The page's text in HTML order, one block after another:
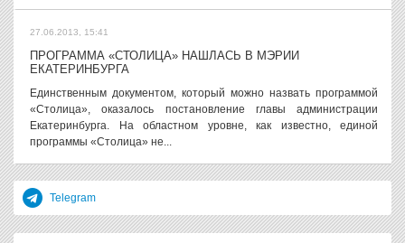
27.06.2013, 15:41
ПРОГРАММА «СТОЛИЦА» НАШЛАСЬ В МЭРИИ
ЕКАТЕРИНБУРГА
Единственным документом, который можно назвать программой
«Столица», оказалось постановление главы администрации
Екатеринбурга. На областном уровне, как известно, единой
программы «Столица» не...
Telegram